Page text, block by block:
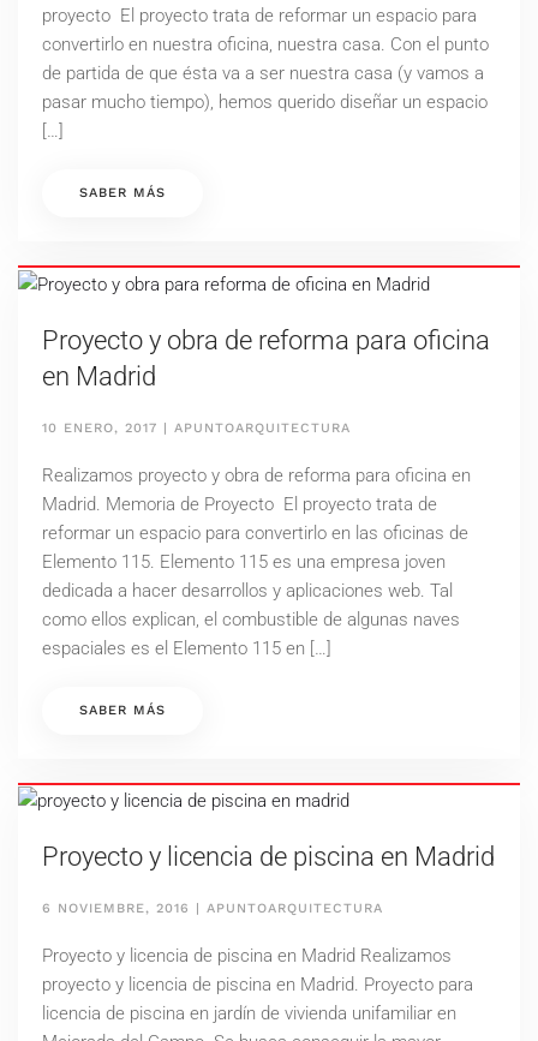
proyecto El proyecto trata de reformar un espacio para
convertirlo en nuestra oficina, nuestra casa. Con el punto
de partida de que ésta va a ser nuestra casa (y vamos a
pasar mucho tiempo), hemos querido diseñar un espacio
[…]
SABER MÁS
Proyecto y obra de reforma para oficina
en Madrid
10 ENERO, 2017 | APUNTOARQUITECTURA
Realizamos proyecto y obra de reforma para oficina en
Madrid. Memoria de Proyecto El proyecto trata de
reformar un espacio para convertirlo en las oficinas de
Elemento 115. Elemento 115 es una empresa joven
dedicada a hacer desarrollos y aplicaciones web. Tal
como ellos explican, el combustible de algunas naves
espaciales es el Elemento 115 en […]
SABER MÁS
Proyecto y licencia de piscina en Madrid
6 NOVIEMBRE, 2016 APUNTOARQUITECTURA
Proyecto y licencia de piscina en Madrid Realizamos
proyecto y licencia de piscina en Madrid. Proyecto para
licencia de piscina en jardín de vivienda unifamiliar en